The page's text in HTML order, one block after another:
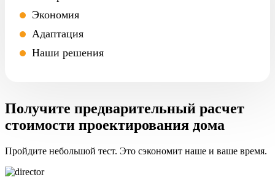
Экономия
Адаптация
Наши решения
Получите предварительный расчет
стоимости проектирования дома
Пройдите небольшой тест. Это сэкономит наше и ваше время.